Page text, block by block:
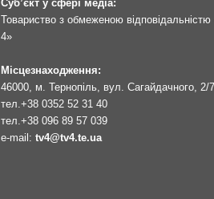
Суб’єкт у сфері медіа:
Товариство з обмеженою відповідальністю
4»
Місцезнаходження:
46000, м. Тернопіль, вул. Сагайдачного, 2/7
тел.+38 0352 52 31 40
тел.+38 096 89 57 039
e-mail: tv4@tv4.te.ua